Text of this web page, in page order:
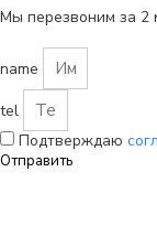
Мы перезвоним за 2
name
tel
Подтверждаю
Отправить